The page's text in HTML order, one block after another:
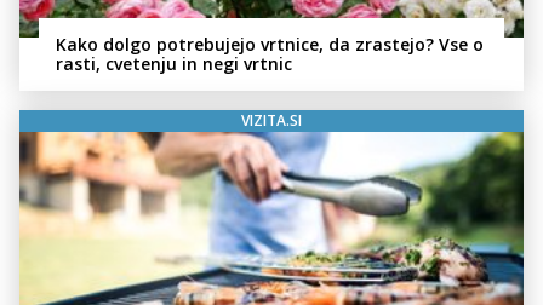
Kako dolgo potrebujejo vrtnice, da zrastejo? Vse o
rasti, cvetenju in negi vrtnic
VIZITA.SI